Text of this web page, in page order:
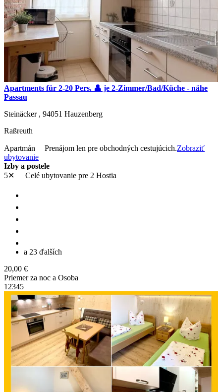
Apartments für 2-20 Pers. 👤 je 2-Zimmer/Bad/Küche - nähe
Passau
Steinäcker , 94051 Hauzenberg
Raßreuth
Apartmán Prenájom len pre obchodných cestujúcich.Zobraziť
ubytovanie
Izby a postele
5✕
Celé ubytovanie pre 2 Hostia
a 23 ďalších
20,00 €
Priemer za noc a Osoba
1 2345